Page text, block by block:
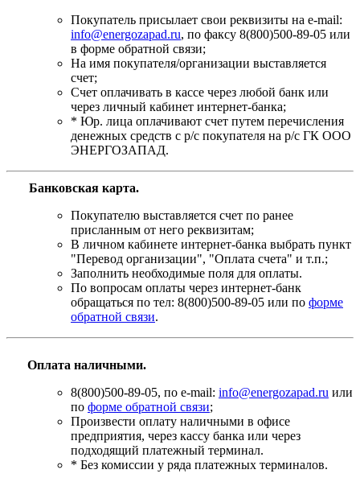
Покупатель присылает свои реквизиты на e-mail:
info@energozapad.ru, по факсу 8(800)500-89-05 или
в форме обратной связи;
На имя покупателя/организации выставляется
счет;
Счет оплачивать в кассе через любой банк или
через личный кабинет интернет-банка;
* Юр. лица оплачивают счет путем перечисления
денежных средств с р/с покупателя на р/с ГК ООО
ЭНЕРГОЗАПАД.
Банковская карта.
Покупателю выставляется счет по ранее
присланным от него реквизитам;
В личном кабинете интернет-банка выбрать пункт
"Перевод организации", "Оплата счета" и т.п.;
Заполнить необходимые поля для оплаты.
По вопросам оплаты через интернет-банк
обращаться по тел: 8(800)500-89-05 или по форме
обратной связи.
Оплата наличными.
8(800)500-89-05, по e-mail: info@energozapad.ru или
по форме обратной связи;
Произвести оплату наличными в офисе
предприятия, через кассу банка или через
подходящий платежный терминал.
* Без комиссии у ряда платежных терминалов.